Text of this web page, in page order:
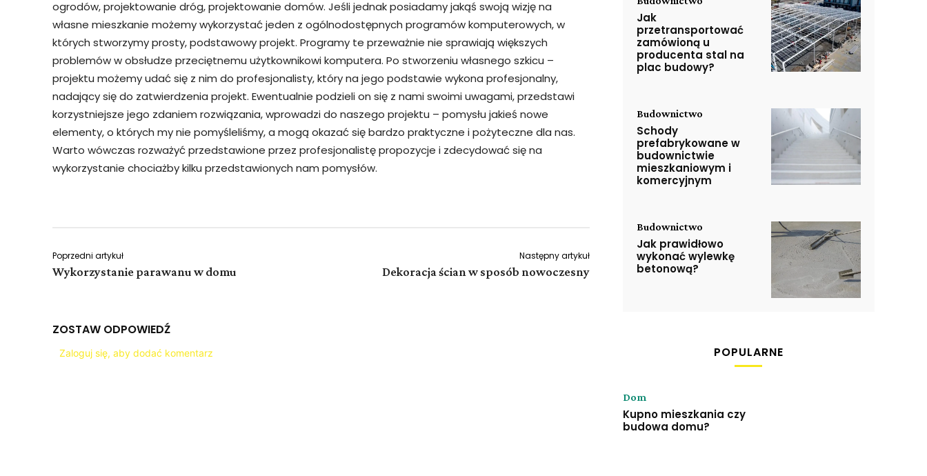
ogrodów, projektowanie dróg, projektowanie domów. Jeśli jednak posiadamy jakąś swoją wizję na
własne mieszkanie możemy wykorzystać jeden z ogólnodostępnych programów komputerowych, w
których stworzymy prosty, podstawowy projekt. Programy te przeważnie nie sprawiają większych
problemów w obsłudze przeciętnemu użytkownikowi komputera. Po stworzeniu własnego szkicu –
projektu możemy udać się z nim do profesjonalisty, który na jego podstawie wykona profesjonalny,
nadający się do zatwierdzenia projekt. Ewentualnie podzieli on się z nami swoimi uwagami, przedstawi
korzystniejsze jego zdaniem rozwiązania, wprowadzi do naszego projektu – pomysłu jakieś nowe
elementy, o których my nie pomyśleliśmy, a mogą okazać się bardzo praktyczne i pożyteczne dla nas.
Warto wówczas rozważyć przedstawione przez profesjonalistę propozycje i zdecydować się na
wykorzystanie chociażby kilku przedstawionych nam pomysłów.
Poprzedni artykuł
Wykorzystanie parawanu w domu
Następny artykuł
Dekoracja ścian w sposób nowoczesny
ZOSTAW ODPOWIEDŹ
Zaloguj się, aby dodać komentarz
Jak
przetransportować
zamówioną u
producenta stal na
plac budowy?
Budownictwo
Schody
prefabrykowane w
budownictwie
mieszkaniowym i
komercyjnym
Budownictwo
Jak prawidłowo
wykonać wylewkę
betonową?
POPULARNE
Dom
Kupno mieszkania czy
budowa domu?